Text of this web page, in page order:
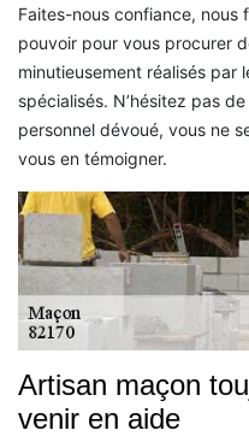
Faites-nous confiance,
pouvoir pour vous procurer
minutieusement réalisés par
spécialisés. N’hésitez pas
personnel dévoué, vous ne
vous en témoigner.
Artisan maçon
venir en aide